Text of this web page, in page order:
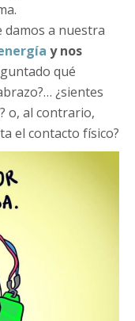
damos a nuestra
y nos
qué
¿sientes
o, al contrario,
el contacto físico?